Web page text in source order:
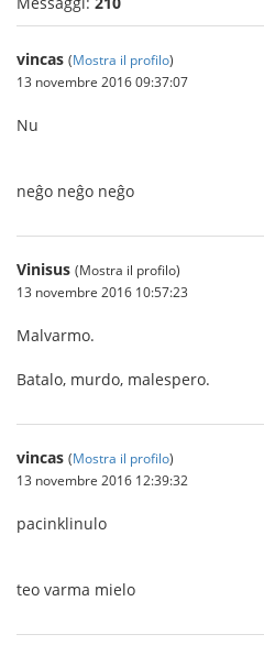
vincas (Mostra il profilo)
13 novembre 2016 09:37:07
Nu
neĝo neĝo neĝo
Vinisus (Mostra il profilo)
13 novembre 2016 10:57:23
Malvarmo.
Batalo, murdo, malespero.
vincas (Mostra il profilo)
13 novembre 2016 12:39:32
pacinklinulo
teo varma mielo